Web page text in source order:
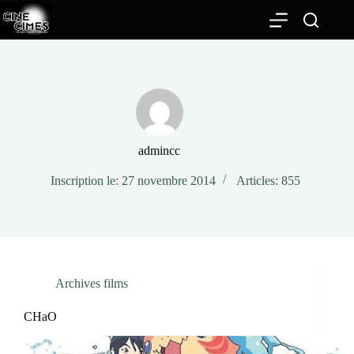
Passer
au
contenu
admincc
Inscription le: 27 novembre 2014 Articles: 855
Archives films
CHaO